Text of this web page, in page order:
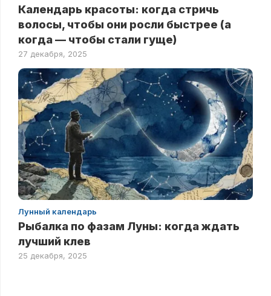
Календарь красоты: когда стричь
волосы, чтобы они росли быстрее (а
когда — чтобы стали гуще)
27 декабря, 2025
Лунный календарь
Рыбалка по фазам Луны: когда ждать
лучший клев
25 декабря, 2025